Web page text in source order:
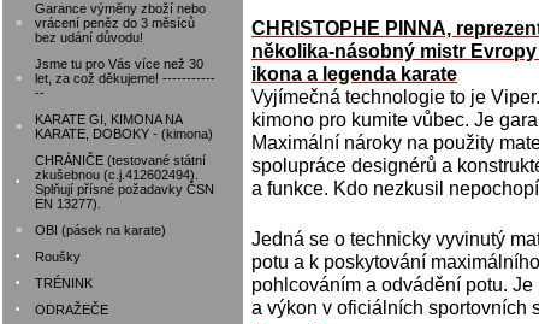
»
Garance výměny zboží nebo
vrácení peněz do 3 měsíců
bez udání důvodu!
»
Jsme tu pro Vás více než 30
let, za což děkujeme! -----------
--
»
KARATE GI, KIMONA NA
KARATE, DOBOKY - (kimona)
•
CHRÁNIČE (testované státní
zkušebnou (c.j.412602494).
Splňují přísné požadavky ČSN
EN 13277).
» OBI (pásek na karate)
• Roušky
• TRÉNINK
• ODRAŽEČE
CHRISTOPHE PINNA,
několika-násobný mistr
ikona a legenda karate
Vyjímečná technologie to je
kimono pro kumite vůbec. Je
Maximální nároky na použity
spolupráce designérů a
a funkce. Kdo nezkusil
Jedná se o technicky vyvinutý
potu a k poskytování
pohlcováním a odvádění potu.
a výkon v oficiálních sportovních